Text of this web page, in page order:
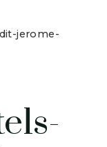
jerome-